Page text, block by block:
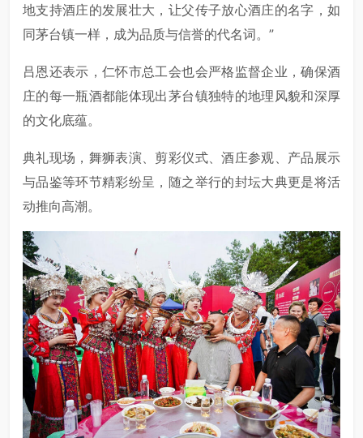
地支持酒庄的发展壮大，让父传子放心酒庄的名字，如
同茅台镇一样，成为品质与信誉的代名词。”
吕恩还表示，仁怀市总工会也会严格监督企业，确保酒
庄的每一瓶酒都能体现出茅台镇独特的地理风貌和深厚
的文化底蕴。
典礼现场，舞狮表演、剪彩仪式、酒庄参观、产品展示
与品鉴等环节精彩纷呈，随之举行的封坛大典更是将活
动推向高潮。